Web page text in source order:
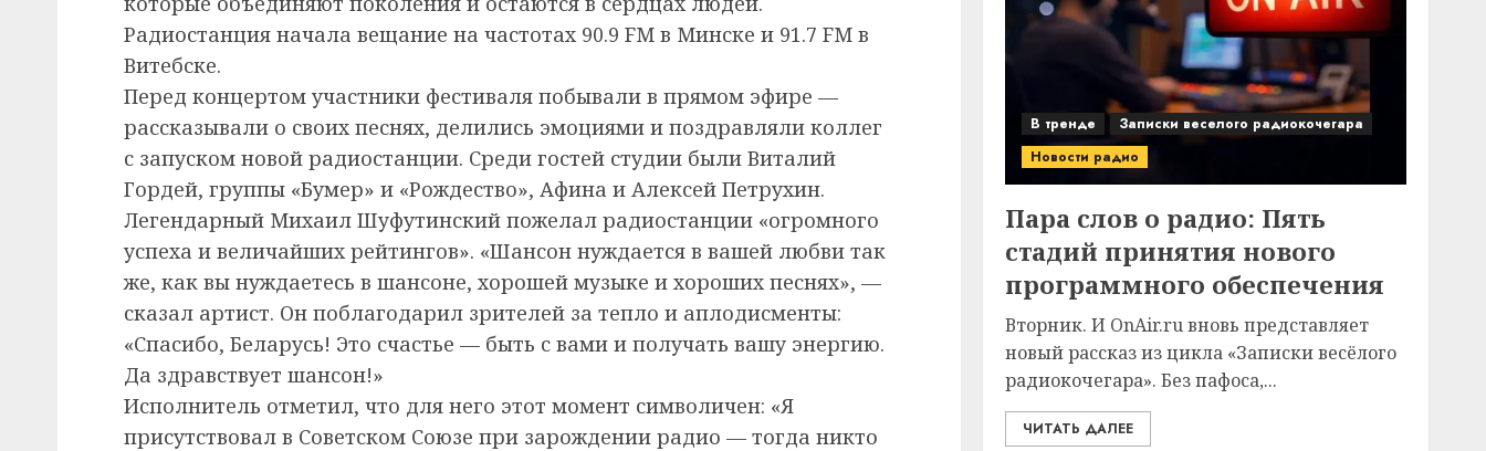
Радиостанция начала вещание на частотах 90.9 FM в Минске и 91.7 FM в
Витебске.
Перед концертом участники фестиваля побывали в прямом эфире —
рассказывали о своих песнях, делились эмоциями и поздравляли коллег
с запуском новой радиостанции. Среди гостей студии были Виталий
Гордей, группы «Бумер» и «Рождество», Афина и Алексей Петрухин.
Легендарный Михаил Шуфутинский пожелал радиостанции «огромного
успеха и величайших рейтингов». «Шансон нуждается в вашей любви так
же, как вы нуждаетесь в шансоне, хорошей музыке и хороших песнях», —
сказал артист. Он поблагодарил зрителей за тепло и аплодисменты:
«Спасибо, Беларусь! Это счастье — быть с вами и получать вашу энергию.
Да здравствует шансон!»
Исполнитель отметил, что для него этот момент символичен: «Я
присутствовал в Советском Союзе при зарождении радио — тогда никто
В тренде
Записки веселого радиокочегара
Новости радио
Пара слов о радио: Пять
стадий принятия нового
программного обеспечения
Вторник. И OnAir.ru вновь представляет
новый рассказ из цикла «Записки весёлого
радиокочегара». Без пафоса,...
ЧИТАТЬ ДАЛЕЕ